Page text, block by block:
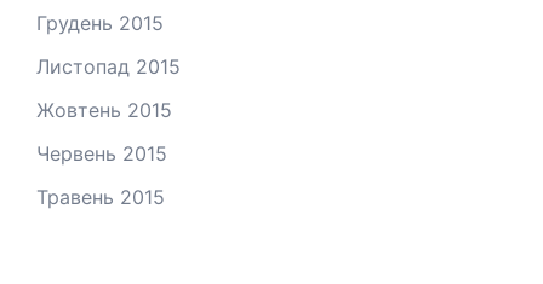
Грудень 2015
Листопад 2015
Жовтень 2015
Червень 2015
Травень 2015